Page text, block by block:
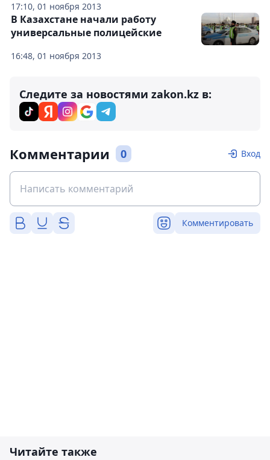
17:10, 01 ноября 2013
16:48, 01 ноября 2013
В Казахстане начали работу
универсальные полицейские
Следите за новостями zakon.kz в:
Комментарии 0 Вход
Комментировать
Читайте также